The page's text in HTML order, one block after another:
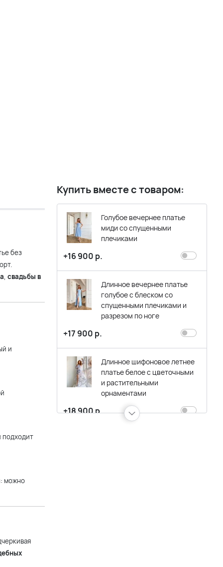
Купить вместе с товаром:
Голубое вечернее платье
миди со спущенными
плечиками
+16 900 р.
Длинное вечернее платье
голубое с блеском со
спущенными плечиками и
разрезом по ноге
+17 900 р.
Длинное шифоновое летнее
платье белое с цветочными
и растительными
орнаментами
+18 900 р.
без
, свадьбы в
и
подходит
можно